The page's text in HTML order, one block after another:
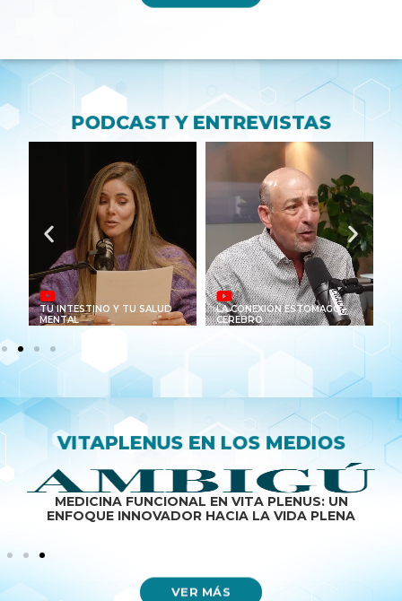
PODCAST Y ENTREVISTAS
TU INTESTINO Y TU SALUD
MENTAL
LA CONEXIÓN ESTOMAGO -
CEREBRO
VITAPLENUS EN LOS MEDIOS
VITA PLENUS TRANSFORMA LA SALUD CON UN
MODELO INTEGRAL DE MEDICINA FUNCIONAL
VER MÁS